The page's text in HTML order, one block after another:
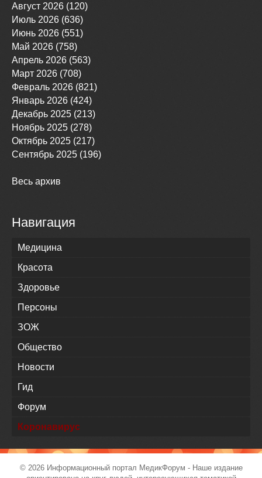
Август 2026 (120)
Июль 2026 (636)
Июнь 2026 (551)
Май 2026 (758)
Апрель 2026 (563)
Март 2026 (708)
Февраль 2026 (821)
Январь 2026 (424)
Декабрь 2025 (213)
Ноябрь 2025 (278)
Октябрь 2025 (217)
Сентябрь 2025 (196)
Весь архив
Навигация
Медицина
Красота
Здоровье
Персоны
ЗОЖ
Общество
Новости
Гид
Форум
Коронавирус
© 2026 Информационный портал МедикФорум - Наше издание